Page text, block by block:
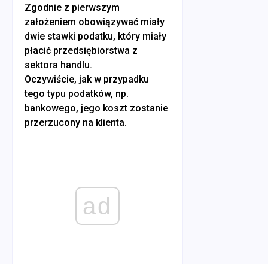
Zgodnie z pierwszym
założeniem obowiązywać miały
dwie stawki podatku, który miały
płacić przedsiębiorstwa z
sektora handlu.
Oczywiście, jak w przypadku
tego typu podatków, np.
bankowego, jego koszt zostanie
przerzucony na klienta.
ad